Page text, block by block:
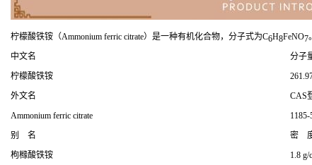
柠檬酸铁铵 （Ammonium ferric citrate） 是一种有机化合物，分子式为C6H8FeNO7
中文名
柠檬酸铁铵
外文名
Ammonium ferric citrate
别 名
枸橼酸铁铵
分子
CAS
1185-
密
1.8 g/